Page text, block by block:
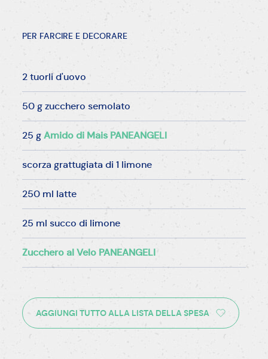
PER FARCIRE E DECORARE
2 tuorli d'uovo
50 g zucchero semolato
25 gAmido di Mais PANEANGELI
scorza grattugiata di 1 limone
250 ml latte
25 ml succo di limone
Zucchero al Velo PANEANGELI
AGGIUNGI TUTTO ALLA LISTA DELLA SPESA